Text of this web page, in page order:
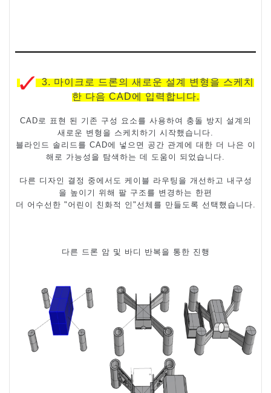
3.마이크로 드론의 새로운 설계 변형을 스케치
한 다음CAD에 입력합니다.
CAD 로 표현 된 기존 구성 요소를 사용하여 충돌 방지 설계의
새로운 변형을 스케치하기 시작했습니다
블라인드 솔리드를 CAD에 넣으면 공간 관계에 대한 더 나은 이
해로 가능성을 탐색하는 데 도움이 되었습니다
다른 디자인 결정 중에서도 케이블 라우팅을 개선하고 내구성
을 높이기 위해 팔 구조를 변경하는 한편
더 어수선한 " 어린이 친화적 인 " 선체를 만들도록 선택했습니다
다른 드론 암 및 바디 반복을 통한 진행